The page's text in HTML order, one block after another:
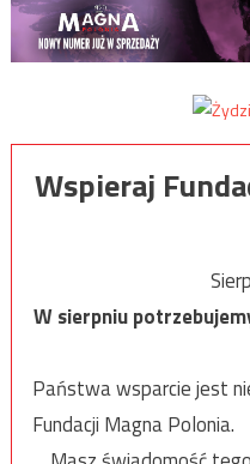
Wspieraj
W sierpniu
Państwa wsparcie jest
Fundacji Magna Polonia.